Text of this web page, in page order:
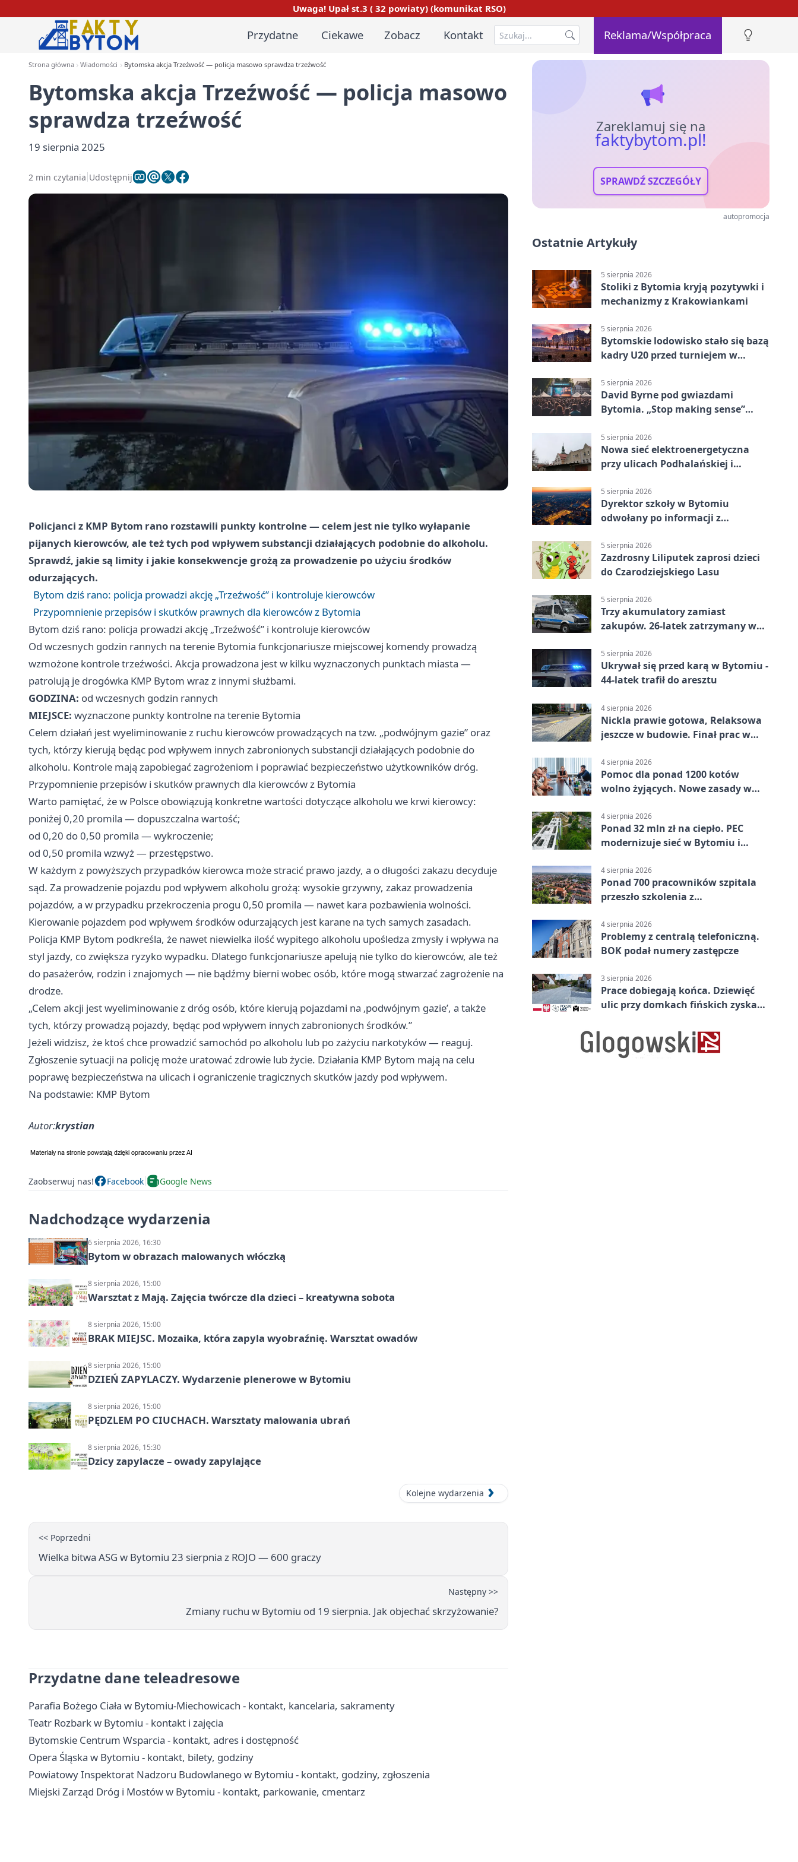
Uwaga! Upał st.3 ( 32 powiaty) (komunikat RSO)
Przydatne Ciekawe Zobacz Kontakt Reklama/Współpraca
Strona główna Wiadomości Bytomska akcja Trzeźwość — policja masowo sprawdza trzeźwość
Bytomska akcja Trzeźwość — policja masowo
sprawdza trzeźwość
19 sierpnia 2025
2 min czytania Udostępnij
Policjanci z KMP Bytom rano rozstawili punkty kontrolne — celem jest nie tylko wyłapanie
pijanych kierowców, ale też tych pod wpływem substancji działających podobnie do alkoholu.
Sprawdź, jakie są limity i jakie konsekwencje grożą za prowadzenie po użyciu środków
odurzających.
Bytom dziś rano: policja prowadzi akcję „Trzeźwość” i kontroluje kierowców
Przypomnienie przepisów i skutków prawnych dla kierowców z Bytomia
Bytom dziś rano: policja prowadzi akcję „Trzeźwość” i kontroluje kierowców
Od wczesnych godzin rannych na terenie Bytomia funkcjonariusze miejscowej komendy prowadzą
wzmożone kontrole trzeźwości. Akcja prowadzona jest w kilku wyznaczonych punktach miasta —
patrolują je drogówka KMP Bytom wraz z innymi służbami.
GODZINA: od wczesnych godzin rannych
MIEJSCE: wyznaczone punkty kontrolne na terenie Bytomia
Celem działań jest wyeliminowanie z ruchu kierowców prowadzących na tzw. „podwójnym gazie” oraz
tych, którzy kierują będąc pod wpływem innych zabronionych substancji działających podobnie do
alkoholu. Kontrole mają zapobiegać zagrożeniom i poprawiać bezpieczeństwo użytkowników dróg.
Przypomnienie przepisów i skutków prawnych dla kierowców z Bytomia
Warto pamiętać, że w Polsce obowiązują konkretne wartości dotyczące alkoholu we krwi kierowcy:
poniżej 0,20 promila — dopuszczalna wartość;
od 0,20 do 0,50 promila — wykroczenie;
od 0,50 promila wzwyż — przestępstwo.
W każdym z powyższych przypadków kierowca może stracić prawo jazdy, a o długości zakazu decyduje
sąd. Za prowadzenie pojazdu pod wpływem alkoholu grożą: wysokie grzywny, zakaz prowadzenia
pojazdów, a w przypadku przekroczenia progu 0,50 promila — nawet kara pozbawienia wolności.
Kierowanie pojazdem pod wpływem środków odurzających jest karane na tych samych zasadach.
Policja KMP Bytom podkreśla, że nawet niewielka ilość wypitego alkoholu upośledza zmysły i wpływa na
styl jazdy, co zwiększa ryzyko wypadku. Dlatego funkcjonariusze apelują nie tylko do kierowców, ale też
do pasażerów, rodzin i znajomych — nie bądźmy bierni wobec osób, które mogą stwarzać zagrożenie na
drodze.
„Celem akcji jest wyeliminowanie z dróg osób, które kierują pojazdami na ‚podwójnym gazie’, a także
tych, którzy prowadzą pojazdy, będąc pod wpływem innych zabronionych środków.”
Jeżeli widzisz, że ktoś chce prowadzić samochód po alkoholu lub po zażyciu narkotyków — reaguj.
Zgłoszenie sytuacji na policję może uratować zdrowie lub życie. Działania KMP Bytom mają na celu
poprawę bezpieczeństwa na ulicach i ograniczenie tragicznych skutków jazdy pod wpływem.
Na podstawie: KMP Bytom
Autor:krystian
Zaobserwuj nas! Facebook Google News
Nadchodzące wydarzenia
6 sierpnia 2026, 16:30
Bytom w obrazach malowanych włóczką
8 sierpnia 2026, 15:00
Warsztat z Mają. Zajęcia twórcze dla dzieci – kreatywna sobota
8 sierpnia 2026, 15:00
BRAK MIEJSC. Mozaika, która zapyla wyobraźnię. Warsztat owadów
8 sierpnia 2026, 15:00
DZIEŃ ZAPYLACZY. Wydarzenie plenerowe w Bytomiu
8 sierpnia 2026, 15:00
PĘDZLEM PO CIUCHACH. Warsztaty malowania ubrań
8 sierpnia 2026, 15:30
Dzicy zapylacze – owady zapylające
Kolejne wydarzenia
<< Poprzedni
Wielka bitwa ASG w Bytomiu 23 sierpnia z ROJO — 600 graczy
Następny >>
Zmiany ruchu w Bytomiu od 19 sierpnia. Jak objechać skrzyżowanie?
Przydatne dane teleadresowe
Parafia Bożego Ciała w Bytomiu-Miechowicach - kontakt, kancelaria, sakramenty
Teatr Rozbark w Bytomiu - kontakt i zajęcia
Bytomskie Centrum Wsparcia - kontakt, adres i dostępność
Opera Śląska w Bytomiu - kontakt, bilety, godziny
Powiatowy Inspektorat Nadzoru Budowlanego w Bytomiu - kontakt, godziny, zgłoszenia
Miejski Zarząd Dróg i Mostów w Bytomiu - kontakt, parkowanie, cmentarz
Zareklamuj się na
faktybytom.pl!
SPRAWDŹ SZCZEGÓŁY
autopromocja
Ostatnie Artykuły
5 sierpnia 2026
Stoliki z Bytomia kryją pozytywki i
mechanizmy z Krakowiankami
5 sierpnia 2026
Bytomskie lodowisko stało się bazą
kadry U20 przed turniejem w
5 sierpnia 2026
David Byrne pod gwiazdami
Bytomia. „Stop making sense”
5 sierpnia 2026
Nowa sieć elektroenergetyczna
przy ulicach Podhalańskiej i
5 sierpnia 2026
Dyrektor szkoły w Bytomiu
odwołany po informacji z
5 sierpnia 2026
Zazdrosny Liliputek zaprosi dzieci
do Czarodziejskiego Lasu
5 sierpnia 2026
Trzy akumulatory zamiast
zakupów. 26-latek zatrzymany w
5 sierpnia 2026
Ukrywał się przed karą w Bytomiu -
44-latek trafił do aresztu
4 sierpnia 2026
Nickla prawie gotowa, Relaksowa
jeszcze w budowie. Finał prac w
4 sierpnia 2026
Pomoc dla ponad 1200 kotów
wolno żyjących. Nowe zasady w
4 sierpnia 2026
Ponad 32 mln zł na ciepło. PEC
modernizuje sieć w Bytomiu i
4 sierpnia 2026
Ponad 700 pracowników szpitala
przeszło szkolenia z
4 sierpnia 2026
Problemy z centralą telefoniczną.
BOK podał numery zastępcze
3 sierpnia 2026
Prace dobiegają końca. Dziewięć
ulic przy domkach fińskich zyska